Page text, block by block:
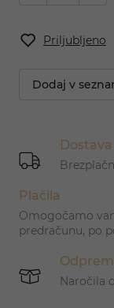
Priljubljeno
Dodaj v
Dostava
Plačila
Omogočamo
predračunu, po
Naročila